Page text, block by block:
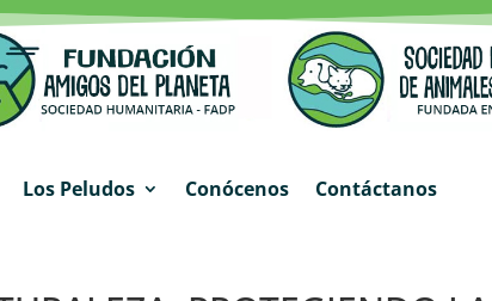
Los Peludos Conócenos Contáctanos